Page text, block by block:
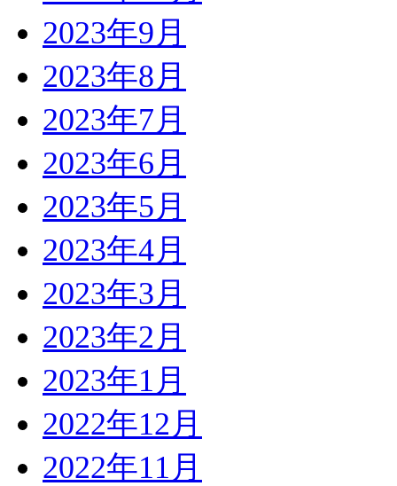
2023年9月
2023年8月
2023年7月
2023年6月
2023年5月
2023年4月
2023年3月
2023年2月
2023年1月
2022年12月
2022年11月